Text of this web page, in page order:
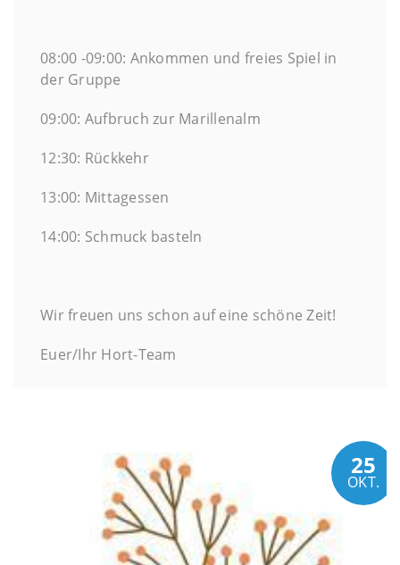
08:00 -09:00: Ankommen und freies Spiel in
der Gruppe
09:00: Aufbruch zur Marillenalm
12:30: Rückkehr
13:00: Mittagessen
14:00: Schmuck basteln
Wir freuen uns schon auf eine schöne Zeit!
Euer/Ihr Hort-Team
25
OKT.